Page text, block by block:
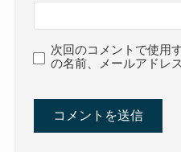
次回のコメントで使用
の名前、メールアドレ